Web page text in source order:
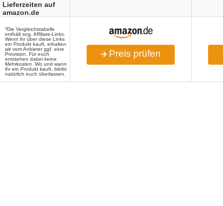
Preis prüfen
Lieferzeiten auf
amazon.de
*Die Vergleichstabelle
enthält sog. Affiliate-Links.
Wenn ihr über diese Links
ein Produkt kauft, erhalten
wir vom Anbieter ggf. eine
Provision. Für euch
entstehen dabei keine
Mehrkosten. Wo und wann
ihr ein Produkt kauft, bleibt
natürlich euch überlassen.